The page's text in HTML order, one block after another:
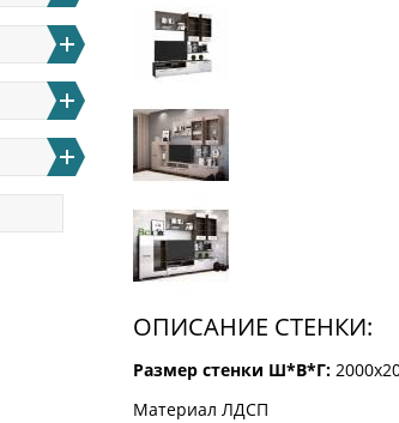
ОПИСАНИЕ СТЕНКИ:
Размер стенки Ш*В*Г:
Материал ЛДСП